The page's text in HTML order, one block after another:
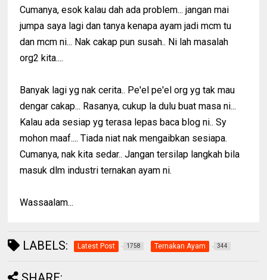
Cumanya, esok kalau dah ada problem... jangan mai
jumpa saya lagi dan tanya kenapa ayam jadi mcm tu
dan mcm ni... Nak cakap pun susah.. Ni lah masalah
org2 kita....
Banyak lagi yg nak cerita.. Pe'el pe'el org yg tak mau
dengar cakap... Rasanya, cukup la dulu buat masa ni...
Kalau ada sesiap yg terasa lepas baca blog ni.. Sy
mohon maaf.... Tiada niat nak mengaibkan sesiapa.
Cumanya, nak kita sedar.. Jangan tersilap langkah bila
masuk dlm industri ternakan ayam ni.
Wassaalam...
LABELS: Latest Post 1758 Ternakan Ayam 344